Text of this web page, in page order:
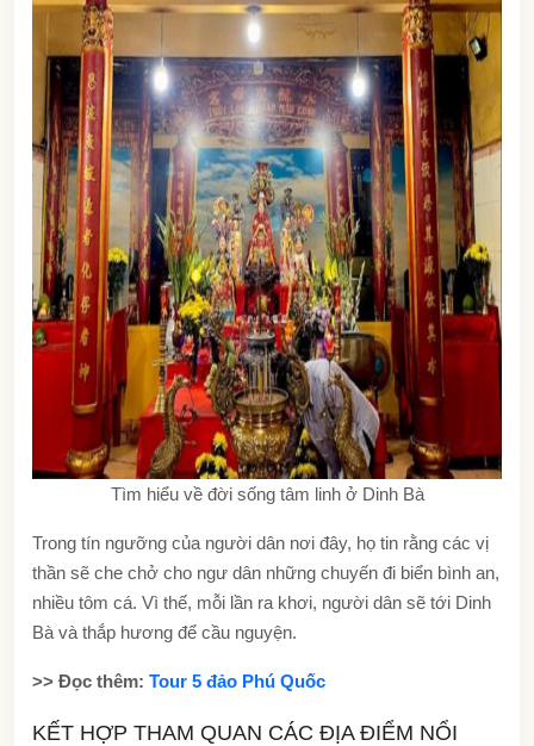
Tìm hiểu về đời sống tâm linh ở Dinh Bà
Trong tín ngưỡng của người dân nơi đây, họ tin rằng các vị
thần sẽ che chở cho ngư dân những chuyến đi biển bình an,
nhiều tôm cá. Vì thế, mỗi lần ra khơi, người dân sẽ tới Dinh
Bà và thắp hương để cầu nguyện.
>> Đọc thêm: Tour 5 đảo Phú Quốc
KẾT HỢP THAM QUAN CÁC ĐỊA ĐIỂM NỔI